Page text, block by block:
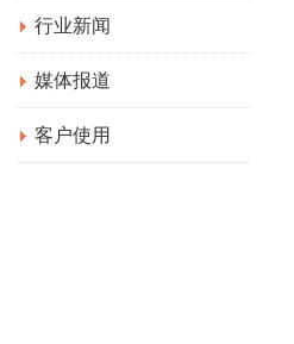
行业新闻
媒体报道
客户使用